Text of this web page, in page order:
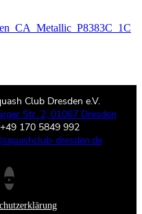
Club Dresden e.V.
Str. 2, 01067 Dresden
+49 170 5849 992
dresden.de